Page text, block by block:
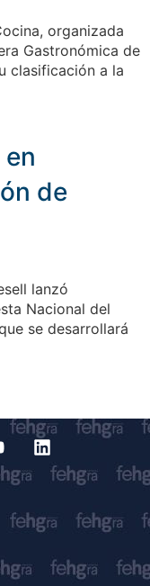
organizada
Gastronómica de
clasificación a la
de
lanzó
Nacional del
se desarrollará